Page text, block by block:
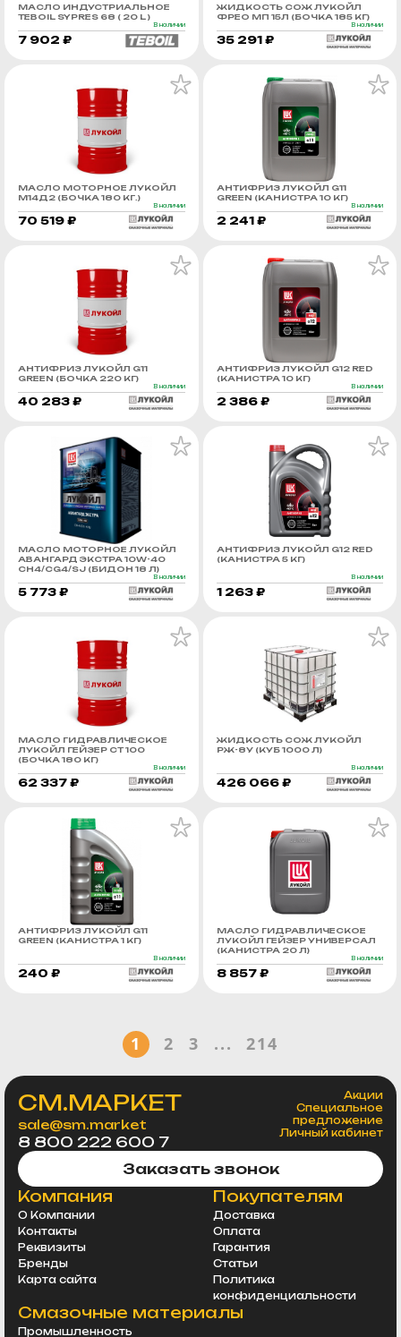
МАСЛО ИНДУСТРИАЛЬНОЕ
TEBOIL SYPRES 68 ( 20 L )
В наличии
7 902 ₽
ЖИДКОСТЬ СОЖ ЛУКОЙЛ
ФРЕО МП 15Л (БОЧКА 185 КГ)
В наличии
35 291 ₽
МАСЛО МОТОРНОЕ ЛУКОЙЛ
М14Д2 (БОЧКА 180 КГ.)
В наличии
70 519 ₽
АНТИФРИЗ ЛУКОЙЛ G11
GREEN (КАНИСТРА 10 КГ)
В наличии
2 241 ₽
АНТИФРИЗ ЛУКОЙЛ G11
GREEN (БОЧКА 220 КГ)
В наличии
40 283 ₽
АНТИФРИЗ ЛУКОЙЛ G12 RED
(КАНИСТРА 10 КГ)
В наличии
2 386 ₽
МАСЛО МОТОРНОЕ ЛУКОЙЛ
АВАНГАРД ЭКСТРА 10W-40
CH4/CG4/SJ (БИДОН 18 Л)
В наличии
5 773 ₽
АНТИФРИЗ ЛУКОЙЛ G12 RED
(КАНИСТРА 5 КГ)
В наличии
1 263 ₽
МАСЛО ГИДРАВЛИЧЕСКОЕ
ЛУКОЙЛ ГЕЙЗЕР СТ 100
(БОЧКА 180 КГ)
В наличии
62 337 ₽
ЖИДКОСТЬ СОЖ ЛУКОЙЛ
РЖ-8У (КУБ 1000 Л)
В наличии
426 066 ₽
АНТИФРИЗ ЛУКОЙЛ G11
GREEN (КАНИСТРА 1 КГ)
В наличии
240 ₽
МАСЛО ГИДРАВЛИЧЕСКОЕ
ЛУКОЙЛ ГЕЙЗЕР УНИВЕРСАЛ
(КАНИСТРА 20 Л)
В наличии
8 857 ₽
1 2 3 ... 214
СМ.МАРКЕТ
sale@sm.market
8 800 222 600 7
Акции
Специальное
предложение
Личный кабинет
Заказать звонок
Компания
О Компании
Контакты
Реквизиты
Бренды
Карта сайта
Покупателям
Доставка
Оплата
Гарантия
Статьи
Политика
конфиденциальности
Смазочные материалы
Промышленность